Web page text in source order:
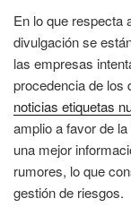
En lo que respecta
divulgación se
las empresas
procedencia de los
noticias etiquetas
amplio a favor de
una mejor
rumores, lo que
gestión de riesgos.